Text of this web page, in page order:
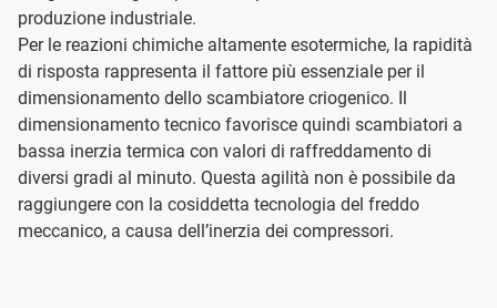
produzione industriale.
Per le reazioni chimiche altamente esotermiche, la rapidità
di risposta rappresenta il fattore più essenziale per il
dimensionamento dello scambiatore criogenico. Il
dimensionamento tecnico favorisce quindi scambiatori a
bassa inerzia termica con valori di raffreddamento di
diversi gradi al minuto. Questa agilità non è possibile da
raggiungere con la cosiddetta tecnologia del freddo
meccanico, a causa dell’inerzia dei compressori.